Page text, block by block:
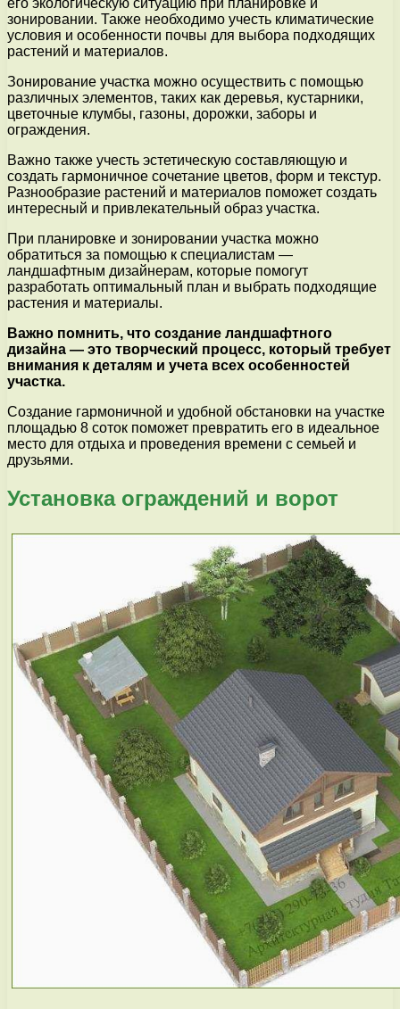
зонировании. Также необходимо учесть климатические
условия и особенности почвы для выбора подходящих
растений и материалов.
Зонирование участка можно осуществить с помощью
различных элементов, таких как деревья, кустарники,
цветочные клумбы, газоны, дорожки, заборы и
ограждения.
Важно также учесть эстетическую составляющую и
создать гармоничное сочетание цветов, форм и текстур.
Разнообразие растений и материалов поможет создать
интересный и привлекательный образ участка.
При планировке и зонировании участка можно
обратиться за помощью к специалистам —
ландшафтным дизайнерам, которые помогут
разработать оптимальный план и выбрать подходящие
растения и материалы.
Важно помнить, что создание ландшафтного
дизайна — это творческий процесс, который требует
внимания к деталям и учета всех особенностей
участка.
Создание гармоничной и удобной обстановки на участке
площадью 8 соток поможет превратить его в идеальное
место для отдыха и проведения времени с семьей и
друзьями.
Установка ограждений и ворот